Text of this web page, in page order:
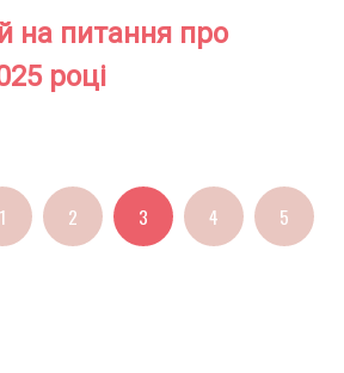
на питання про
році
1 2 3 4 5